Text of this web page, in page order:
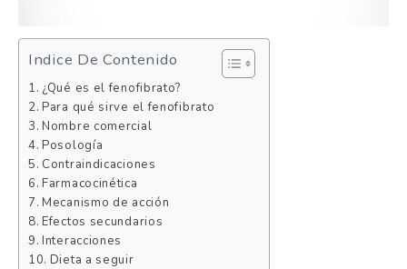
Indice De Contenido
¿Qué es el fenofibrato?
Para qué sirve el fenofibrato
Nombre comercial
Posología
Contraindicaciones
Farmacocinética
Mecanismo de acción
Efectos secundarios
Interacciones
Dieta a seguir